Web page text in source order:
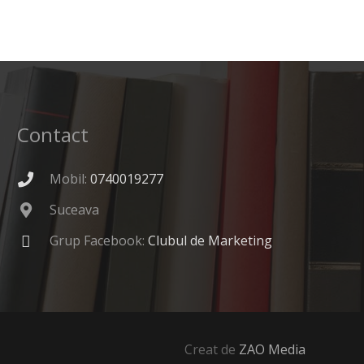
Contact
Mobil:0740019277
Suceava
Grup Facebook:Clubul de Marketing
Creat de ZAO Media